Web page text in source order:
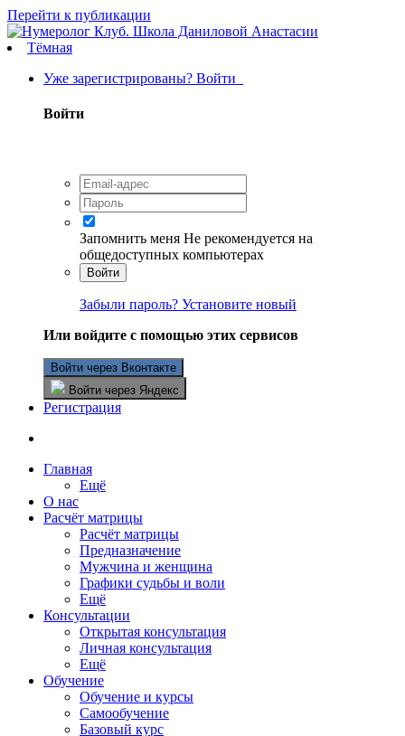
Перейти к публикации
Тёмная
Уже зарегистрированы? Войти
Войти
Запомнить меня Не рекомендуется на
общедоступных компьютерах
Войти
Забыли пароль? Установите новый
Или войдите с помощью этих сервисов
Войти через Вконтакте
Войти через Яндекс
Регистрация
Главная
Ещё
О нас
Расчёт матрицы
Расчёт матрицы
Предназначение
Мужчина и женщина
Графики судьбы и воли
Ещё
Консультации
Открытая консультация
Личная консультация
Ещё
Обучение
Обучение и курсы
Самообучение
Базовый курс